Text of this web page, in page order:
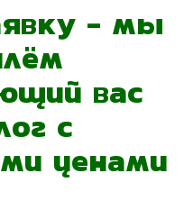
- мы
вас
с
ценами